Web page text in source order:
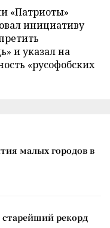
«Патриоты»
инициативу
и указал на
«русофобских
малых городов в
рекорд